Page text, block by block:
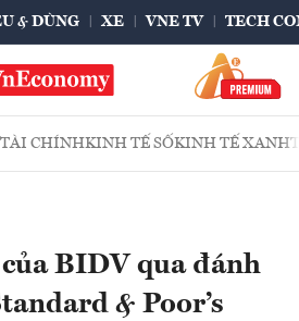
& DÙNG XE VNE TV TECH
TÀI CHÍNHKINH TẾ SỐKINH TẾ XANH
của BIDV qua đánh
& Poor’s